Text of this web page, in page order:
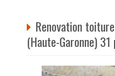
Renovation
(Haute-Garonne)